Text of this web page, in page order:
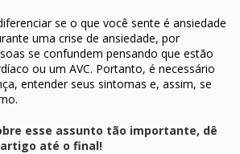
se o que você sente é ansiedade
uma crise de ansiedade, por
se confundem pensando que estão
ou um AVC. Portanto, é necessário
entender seus sintomas e, assim, se
esse assunto tão importante, dê
até o final!